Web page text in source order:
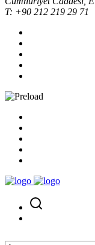
T: +90 212 219 29 71